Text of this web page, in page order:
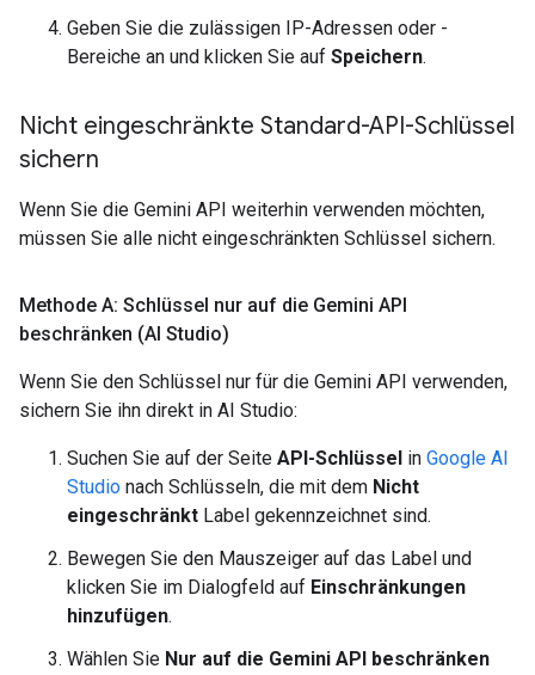
Geben Sie die zulässigen IP-Adressen oder -
Bereiche an und klicken Sie auf Speichern.
Nicht eingeschränkte Standard-API-Schlüssel
sichern
Wenn Sie die Gemini API weiterhin verwenden möchten,
müssen Sie alle nicht eingeschränkten Schlüssel sichern.
Methode A: Schlüssel nur auf die Gemini API
beschränken (AI Studio)
Wenn Sie den Schlüssel nur für die Gemini API verwenden,
sichern Sie ihn direkt in AI Studio:
Suchen Sie auf der Seite API-Schlüssel in Google AI
Studio nach Schlüsseln, die mit dem Nicht
eingeschränkt Label gekennzeichnet sind.
Bewegen Sie den Mauszeiger auf das Label und
klicken Sie im Dialogfeld auf Einschränkungen
hinzufügen.
Wählen Sie Nur auf die Gemini API beschränken